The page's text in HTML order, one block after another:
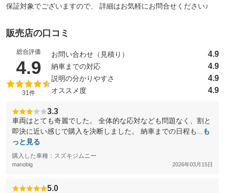
保証対象でございますので、 詳細はお気軽にお問合せください♪
販売店の口コミ
総合評価
4.9 （5点満点中）
31件
お問い合わせ（見積り） 4.9
納車までの対応 4.9
説明の分かりやすさ 4.9
オススメ度 4.9
3.3
車両はとても奇麗でした。 全体的な応対なども問題なく、割と
即決に近い感じで購入を決断しました。 納車までの日程も...
も
っと見る
購入した車種：スズキジムニー
manobig 2026年03月15日
5.0